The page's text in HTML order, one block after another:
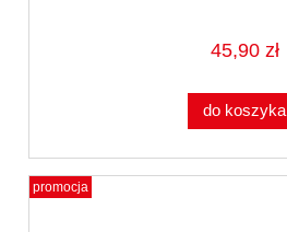
45,90 zł
do koszyka
promocja